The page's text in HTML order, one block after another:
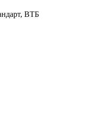
ВТБ